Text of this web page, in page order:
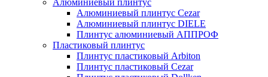
Алюминиевый плинтус
Алюминиевый плинтус Cezar
Алюминиевый плинтус DIELE
Плинтус алюминиевый АППРОФ
Пластиковый плинтус
Плинтус пластиковый Arbiton
Плинтус пластиковый Cezar